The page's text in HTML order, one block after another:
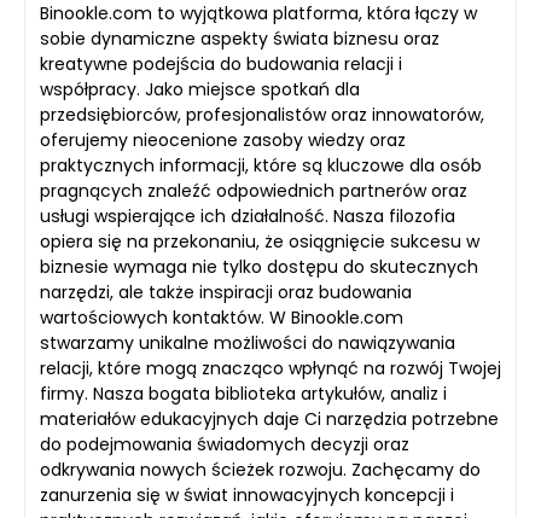
Binookle.com to wyjątkowa platforma, która łączy w
sobie dynamiczne aspekty świata biznesu oraz
kreatywne podejścia do budowania relacji i
współpracy. Jako miejsce spotkań dla
przedsiębiorców, profesjonalistów oraz innowatorów,
oferujemy nieocenione zasoby wiedzy oraz
praktycznych informacji, które są kluczowe dla osób
pragnących znaleźć odpowiednich partnerów oraz
usługi wspierające ich działalność. Nasza filozofia
opiera się na przekonaniu, że osiągnięcie sukcesu w
biznesie wymaga nie tylko dostępu do skutecznych
narzędzi, ale także inspiracji oraz budowania
wartościowych kontaktów. W Binookle.com
stwarzamy unikalne możliwości do nawiązywania
relacji, które mogą znacząco wpłynąć na rozwój Twojej
firmy. Nasza bogata biblioteka artykułów, analiz i
materiałów edukacyjnych daje Ci narzędzia potrzebne
do podejmowania świadomych decyzji oraz
odkrywania nowych ścieżek rozwoju. Zachęcamy do
zanurzenia się w świat innowacyjnych koncepcji i